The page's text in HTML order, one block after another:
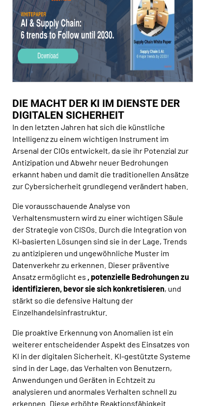
DIE MACHT DER KI IM DIENSTE DER
DIGITALEN SICHERHEIT
In den letzten Jahren hat sich die künstliche
Intelligenz zu einem wichtigen Instrument im
Arsenal der CIOs entwickelt, da sie ihr Potenzial zur
Antizipation und Abwehr neuer Bedrohungen
erkannt haben und damit die traditionellen Ansätze
zur Cybersicherheit grundlegend verändert haben.
Die vorausschauende Analyse von
Verhaltensmustern wird zu einer wichtigen Säule
der Strategie von CISOs. Durch die Integration von
KI-basierten Lösungen sind sie in der Lage, Trends
zu antizipieren und ungewöhnliche Muster im
Datenverkehr zu erkennen. Dieser präventive
Ansatz ermöglicht es , potenzielle Bedrohungen zu
identifizieren, bevor sie sich konkretisieren, und
stärkt so die defensive Haltung der
Einzelhandelsinfrastruktur.
Die proaktive Erkennung von Anomalien ist ein
weiterer entscheidender Aspekt des Einsatzes von
KI in der digitalen Sicherheit. KI-gestützte Systeme
sind in der Lage, das Verhalten von Benutzern,
Anwendungen und Geräten in Echtzeit zu
analysieren und anormales Verhalten schnell zu
erkennen. Diese erhöhte Reaktionsfähigkeit